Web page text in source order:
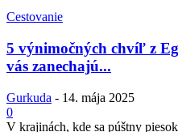
Cestovanie
5 výnimočných chvíľ z
vás zanechajú...
Gurkuda - 14. mája 2025
0
V krajinách, kde sa púštny